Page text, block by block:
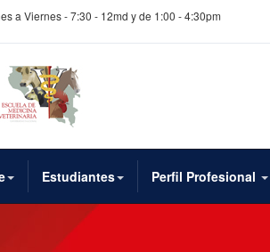
a Viernes - 7:30 - 12md y de 1:00 - 4:30pm
Estudiantes Perfil Profesional